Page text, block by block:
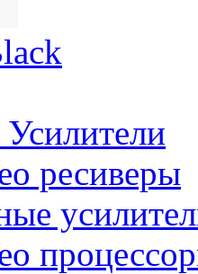
ресиверы